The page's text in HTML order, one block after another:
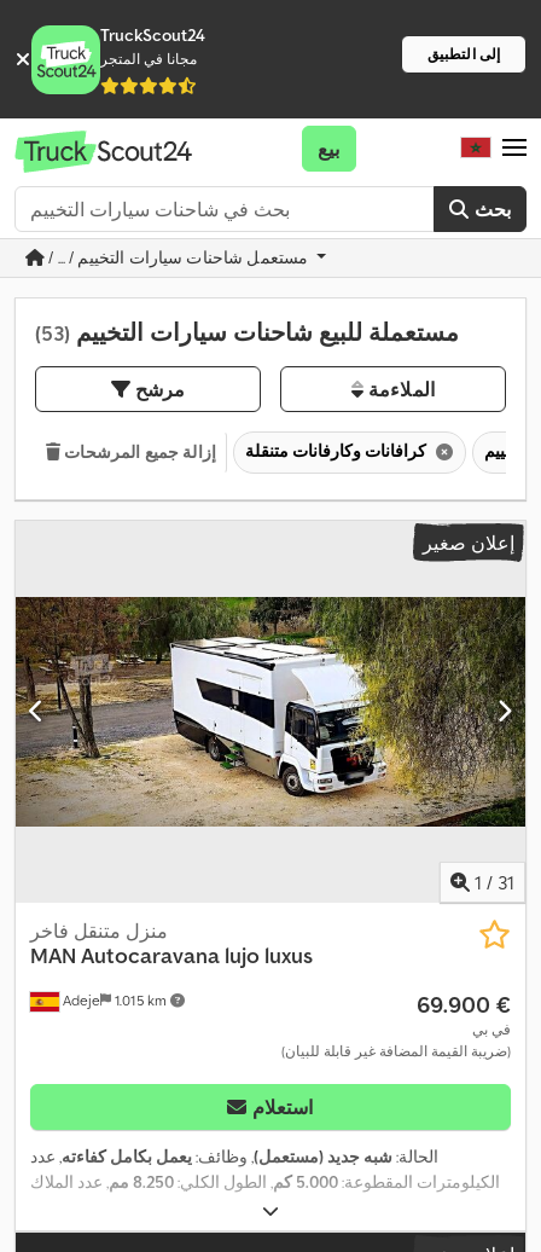
TruckScout24
مجانا في المتجر إلى التطبيق
بحث
بيع
مستعملة للبيع شاحنات سيارات التخييم (53)
مرشح الملاءمة
إزالة جميع المرشحات كرافانات وكارفانات متنقلة
إعلان صغير
1 / 31
Adeje 1.015 km
منزل متنقل فاخر
MAN Autocaravana lujo luxus
‏69.900 €
في بي
(ضريبة القيمة المضافة غير قابلة للبيان)
استعلام
الحالة: شبه جديد (مستعمل), وظائف:يعمل بكامل كفاءته, عدد
الكيلومترات المقطوعة:5.000 كم , الطول الكلي:8.250 مم
, عدد الملاك
, معدات:
خدمة كامل, تكييف الهواء, توجيه معزز بالطاقة, حساسات الركن, حمام,